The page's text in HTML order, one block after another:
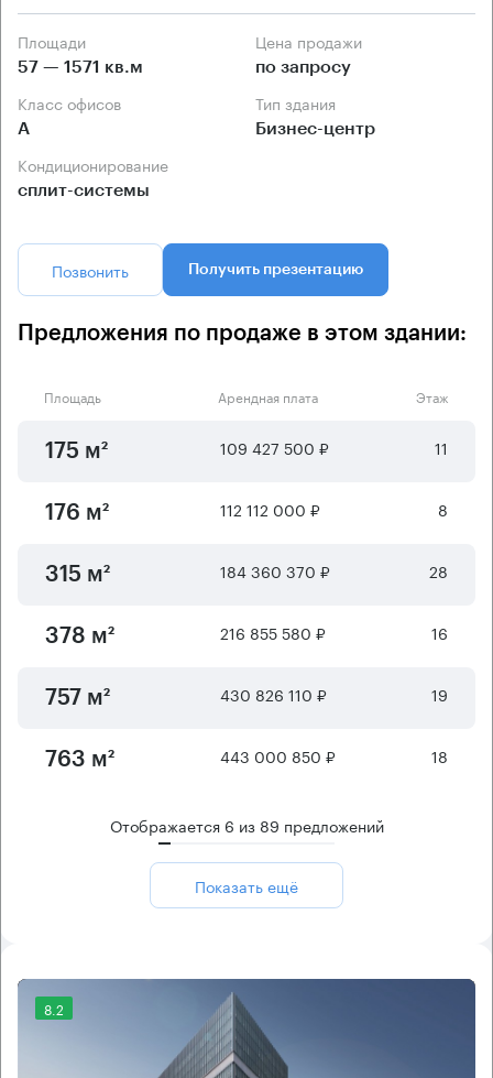
Площади
57 — 1571 кв.м
Цена продажи
по запросу
Класс офисов
А
Тип здания
Бизнес-центр
Кондиционирование
сплит-системы
Позвонить Получить презентацию
Предложения по продаже в этом здании:
Площадь Арендная плата Этаж
175 м² 109 427 500 ₽ 11
176 м² 112 112 000 ₽ 8
315 м² 184 360 370 ₽ 28
378 м² 216 855 580 ₽ 16
757 м² 430 826 110 ₽ 19
763 м² 443 000 850 ₽ 18
Отображается 6 из 89 предложений
Показать ещё
8.2